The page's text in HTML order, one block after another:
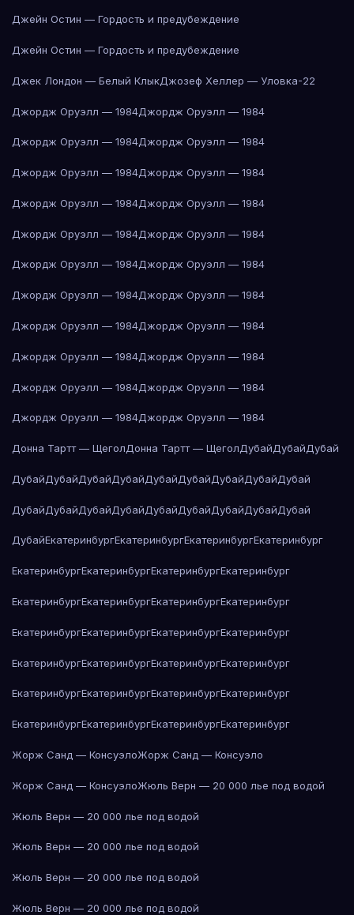
Джейн Остин — Гордость и предубеждение
Джейн Остин — Гордость и предубеждение
Джек Лондон — Белый КлыкДжозеф Хеллер — Уловка-22
Джордж Оруэлл — 1984Джордж Оруэлл — 1984
Джордж Оруэлл — 1984Джордж Оруэлл — 1984
Джордж Оруэлл — 1984Джордж Оруэлл — 1984
Джордж Оруэлл — 1984Джордж Оруэлл — 1984
Джордж Оруэлл — 1984Джордж Оруэлл — 1984
Джордж Оруэлл — 1984Джордж Оруэлл — 1984
Джордж Оруэлл — 1984Джордж Оруэлл — 1984
Джордж Оруэлл — 1984Джордж Оруэлл — 1984
Джордж Оруэлл — 1984Джордж Оруэлл — 1984
Джордж Оруэлл — 1984Джордж Оруэлл — 1984
Джордж Оруэлл — 1984Джордж Оруэлл — 1984
Донна Тартт — ЩеголДонна Тартт — ЩеголДубайДубайДубай
ДубайДубайДубайДубайДубайДубайДубайДубайДубай
ДубайДубайДубайДубайДубайДубайДубайДубайДубай
ДубайЕкатеринбургЕкатеринбургЕкатеринбургЕкатеринбург
ЕкатеринбургЕкатеринбургЕкатеринбургЕкатеринбург
ЕкатеринбургЕкатеринбургЕкатеринбургЕкатеринбург
ЕкатеринбургЕкатеринбургЕкатеринбургЕкатеринбург
ЕкатеринбургЕкатеринбургЕкатеринбургЕкатеринбург
ЕкатеринбургЕкатеринбургЕкатеринбургЕкатеринбург
ЕкатеринбургЕкатеринбургЕкатеринбургЕкатеринбург
Жорж Санд — КонсуэлоЖорж Санд — Консуэло
Жорж Санд — КонсуэлоЖюль Верн — 20 000 лье под водой
Жюль Верн — 20 000 лье под водой
Жюль Верн — 20 000 лье под водой
Жюль Верн — 20 000 лье под водой
Жюль Верн — 20 000 лье под водой